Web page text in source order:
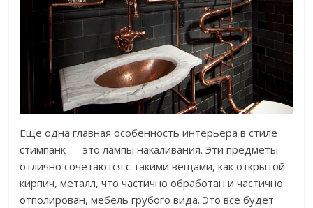
Еще одна главная особенность интерьера в стиле
стимпанк — это лампы накаливания. Эти предметы
отлично сочетаются с такими вещами, как открытой
кирпич, металл, что частично обработан и частично
отполирован, мебель грубого вида. Это все будет